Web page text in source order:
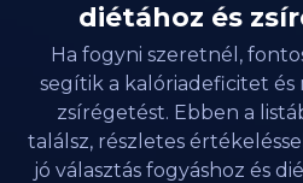
diétához és
Ha fogyni szeretnél,
segítik a kalóriadeficitet és
zsírégetést. Ebben a
találsz, részletes
jó választás fogyáshoz és